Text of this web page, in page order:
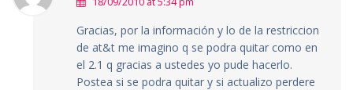
Gracias, por la información y lo de la restriccion
de at&t me imagino q se podra quitar como en
el 2.1 q gracias a ustedes yo pude hacerlo.
Postea si se podra quitar y si actualizo perdere